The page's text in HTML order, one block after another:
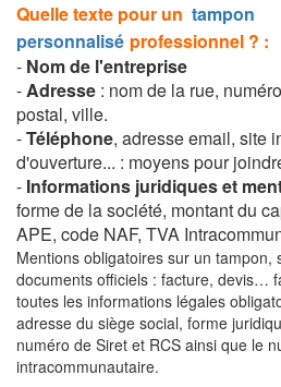
Quelle texte pour un tampon
personnalisé professionnel ? :
- Nom de l'entreprise
-Adresse : nom de la rue,
postal, ville.
-Téléphone, adresse email, site
d'ouverture... : moyens pour
- Informations juridiques et
forme de la société, montant du
APE, code NAF, TVA
Mentions obligatoires sur un tampon,
documents officiels : facture, devis…
toutes les informations légales
adresse du siège social, forme
numéro de Siret et RCS ainsi que le
intracommunautaire.